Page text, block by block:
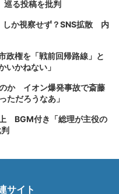
る投稿を批判
しか視察せず？SNS拡散 内
政権を「戦前回帰路線」と
かねない」
か イオン爆発事故で斎藤
ただろうなあ」
BGM付き「総理が主役の
サイト